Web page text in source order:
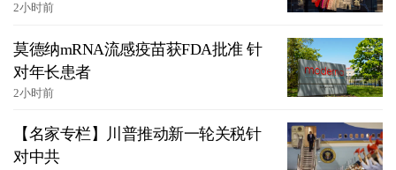
2小时前
莫德纳mRNA流感疫苗获FDA批准 针
对年长患者
2小时前
【名家专栏】川普推动新一轮关税针
对中共